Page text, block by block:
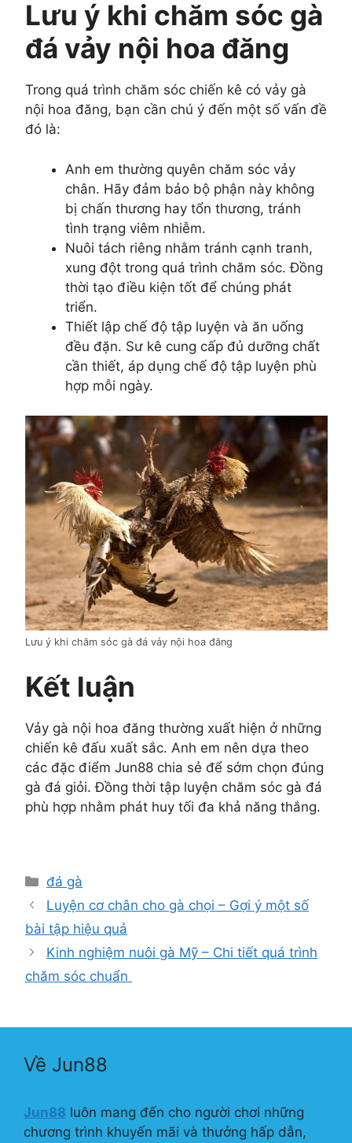
Lưu ý khi chăm sóc gà
đá vảy nội hoa đăng
Trong quá trình chăm sóc chiến kê có vảy gà
nội hoa đăng, bạn cần chú ý đến một số vấn đề
đó là:
Anh em thường quyên chăm sóc vảy
chân. Hãy đảm bảo bộ phận này không
bị chấn thương hay tổn thương, tránh
tình trạng viêm nhiễm.
Nuôi tách riêng nhằm tránh cạnh tranh,
xung đột trong quá trình chăm sóc. Đồng
thời tạo điều kiện tốt để chúng phát
triển.
Thiết lập chế độ tập luyện và ăn uống
đều đặn. Sư kê cung cấp đủ dưỡng chất
cần thiết, áp dụng chế độ tập luyện phù
hợp mỗi ngày.
Lưu ý khi chăm sóc gà đá vảy nội hoa đăng
Kết luận
Vảy gà nội hoa đăng thường xuất hiện ở những
chiến kê đấu xuất sắc. Anh em nên dựa theo
các đặc điểm Jun88 chia sẻ để sớm chọn đúng
gà đá giỏi. Đồng thời tập luyện chăm sóc gà đá
phù hợp nhằm phát huy tối đa khả năng thắng.
Danh
mục
đá gà
Luyện cơ chân cho gà chọi – Gợi ý một số
bài tập hiệu quả
Kinh nghiệm nuôi gà Mỹ – Chi tiết quá trình
chăm sóc chuẩn
Về Jun88
Jun88 luôn mang đến cho người chơi những
chương trình khuyến mãi và thưởng hấp dẫn,